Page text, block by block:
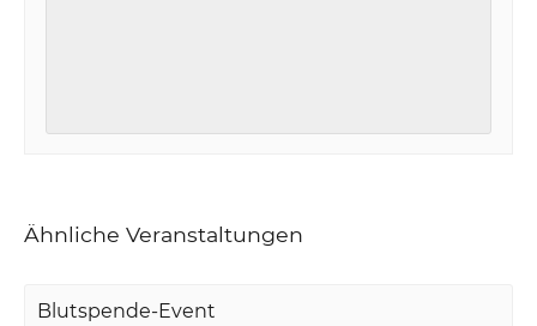
Ähnliche Veranstaltungen
Blutspende-Event